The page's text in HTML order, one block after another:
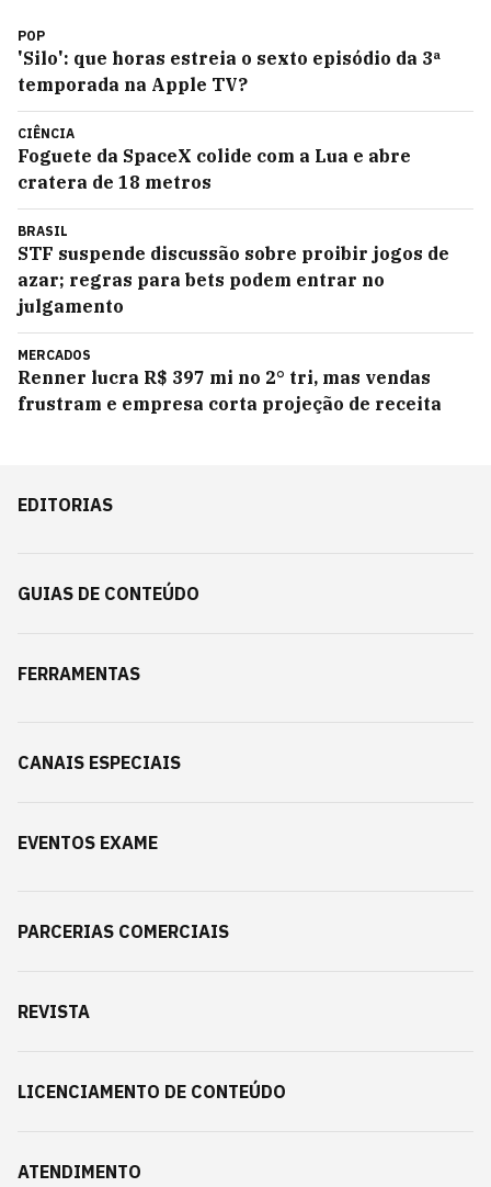
POP
'Silo': que horas estreia o sexto episódio da 3ª
temporada na Apple TV?
CIÊNCIA
Foguete da SpaceX colide com a Lua e abre
cratera de 18 metros
BRASIL
STF suspende discussão sobre proibir jogos de
azar; regras para bets podem entrar no
julgamento
MERCADOS
Renner lucra R$ 397 mi no 2° tri, mas vendas
frustram e empresa corta projeção de receita
EDITORIAS
GUIAS DE CONTEÚDO
FERRAMENTAS
CANAIS ESPECIAIS
EVENTOS EXAME
PARCERIAS COMERCIAIS
REVISTA
LICENCIAMENTO DE CONTEÚDO
ATENDIMENTO